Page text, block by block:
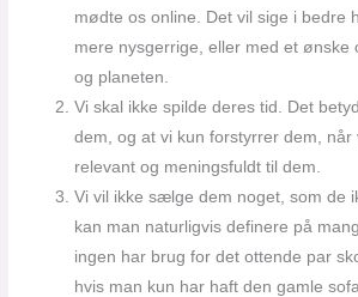
mødte os online. Det vil sige i bedre
mere nysgerrige, eller med et
og planeten.
Vi skal ikke spilde deres tid. Det
dem, og at vi kun forstyrrer dem, når
relevant og meningsfuldt til dem.
Vi vil ikke sælge dem noget, som de
kan man naturligvis definere på
ingen har brug for det ottende par
hvis man kun har haft den gamle